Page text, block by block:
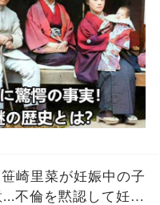
崎里菜が妊娠中の子
不倫を黙認して妊娠